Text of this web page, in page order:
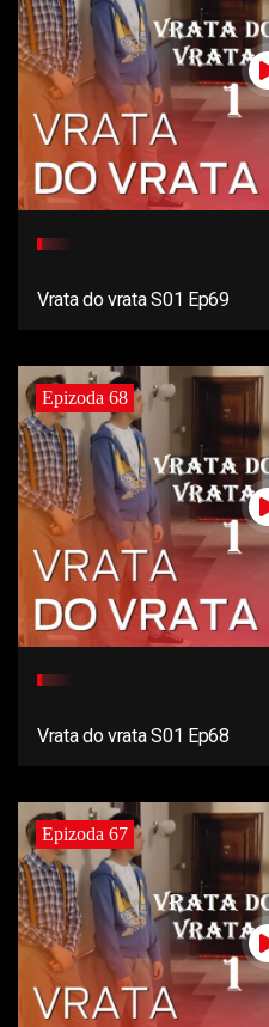
Vrata do vrata S01 Ep69
Epizoda 68
Vrata do vrata S01 Ep68
Epizoda 67